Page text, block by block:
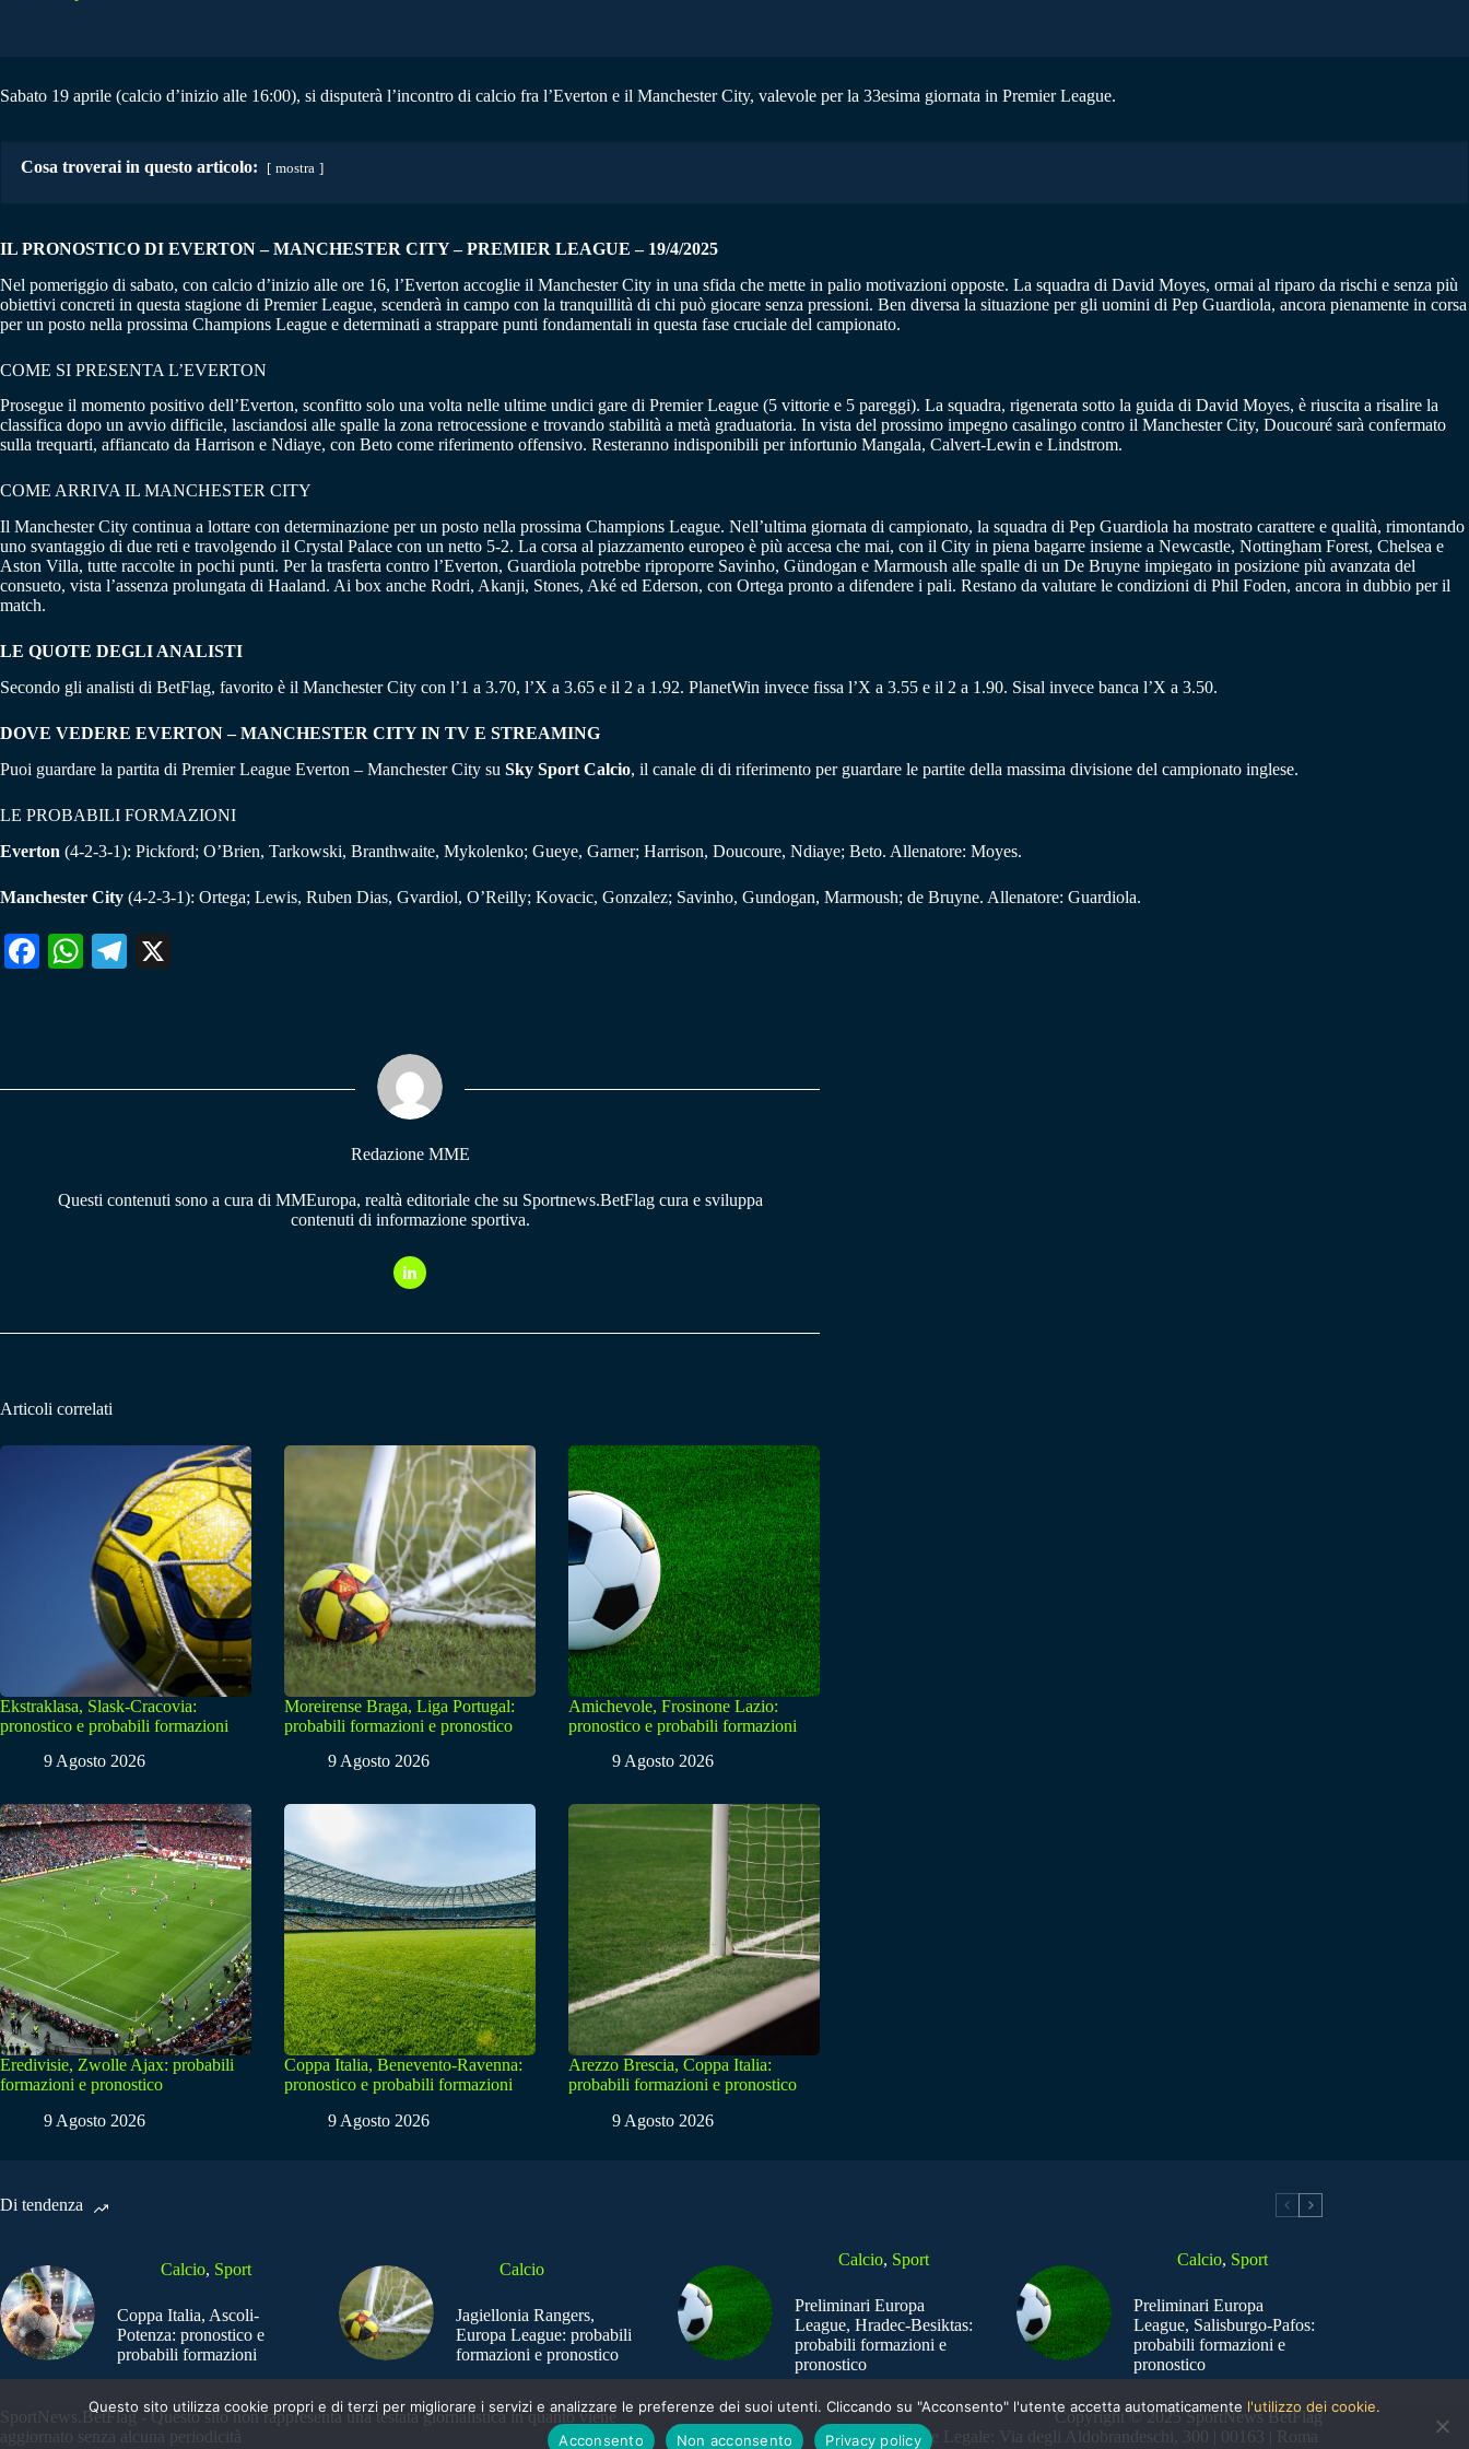
Sabato 19 aprile (calcio d’inizio alle 16:00), si disputerà l’incontro di calcio fra l’Everton e il Manchester City, valevole per la 33esima giornata in Premier League.
Cosa troverai in questo articolo: mostra
IL PRONOSTICO DI EVERTON – MANCHESTER CITY–PREMIER LEAGUE – 19/4/2025
Nel pomeriggio di sabato, con calcio d’inizio alle ore 16, l’Everton accoglie il Manchester City in una sfida che mette in palio motivazioni opposte. La squadra di David Moyes, ormai al riparo da rischi e senza più
obiettivi concreti in questa stagione di Premier League, scenderà in campo con la tranquillità di chi può giocare senza pressioni. Ben diversa la situazione per gli uomini di Pep Guardiola, ancora pienamente in corsa
per un posto nella prossima Champions League e determinati a strappare punti fondamentali in questa fase cruciale del campionato.
COME SI PRESENTA L’EVERTON
Prosegue il momento positivo dell’Everton, sconfitto solo una volta nelle ultime undici gare di Premier League (5 vittorie e 5 pareggi). La squadra, rigenerata sotto la guida di David Moyes, è riuscita a risalire la
classifica dopo un avvio difficile, lasciandosi alle spalle la zona retrocessione e trovando stabilità a metà graduatoria. In vista del prossimo impegno casalingo contro il Manchester City, Doucouré sarà confermato
sulla trequarti, affiancato da Harrison e Ndiaye, con Beto come riferimento offensivo. Resteranno indisponibili per infortunio Mangala, Calvert-Lewin e Lindstrom.
COME ARRIVA IL MANCHESTER CITY
Il Manchester City continua a lottare con determinazione per un posto nella prossima Champions League. Nell’ultima giornata di campionato, la squadra di Pep Guardiola ha mostrato carattere e qualità, rimontando
uno svantaggio di due reti e travolgendo il Crystal Palace con un netto 5-2. La corsa al piazzamento europeo è più accesa che mai, con il City in piena bagarre insieme a Newcastle, Nottingham Forest, Chelsea e
Aston Villa, tutte raccolte in pochi punti. Per la trasferta contro l’Everton, Guardiola potrebbe riproporre Savinho, Gündogan e Marmoush alle spalle di un De Bruyne impiegato in posizione più avanzata del
consueto, vista l’assenza prolungata di Haaland. Ai box anche Rodri, Akanji, Stones, Aké ed Ederson, con Ortega pronto a difendere i pali. Restano da valutare le condizioni di Phil Foden, ancora in dubbio per il
match.
LE QUOTE DEGLI ANALISTI
Secondo gli analisti di BetFlag, favorito è il Manchester City con l’1 a 3.70, l’X a 3.65 e il 2 a 1.92. PlanetWin invece fissa l’X a 3.55 e il 2 a 1.90. Sisal invece banca l’X a 3.50.
DOVE VEDERE EVERTON – MANCHESTER CITY IN TV E STREAMING
Puoi guardare la partita di Premier League Everton – Manchester City su Sky Sport Calcio, il canale di di riferimento per guardare le partite della massima divisione del campionato inglese.
LE PROBABILI FORMAZIONI
Everton (4-2-3-1): Pickford; O’Brien, Tarkowski, Branthwaite, Mykolenko; Gueye, Garner; Harrison, Doucoure, Ndiaye; Beto. Allenatore: Moyes.
Manchester City (4-2-3-1): Ortega; Lewis, Ruben Dias, Gvardiol, O’Reilly; Kovacic, Gonzalez; Savinho, Gundogan, Marmoush; de Bruyne. Allenatore: Guardiola.
Fa W
pp
Te
m
Redazione MME
Questi contenuti sono a cura di MMEuropa, realtà editoriale che su Sportnews.BetFlag cura e sviluppa
contenuti di informazione sportiva.
Articoli correlati
Ekstraklasa, Slask-Cracovia:
pronostico e probabili formazioni
9 Agosto 2026
Moreirense Braga, Liga Portugal:
probabili formazioni e pronostico
9 Agosto 2026
Amichevole, Frosinone Lazio:
pronostico e probabili formazioni
9 Agosto 2026
Eredivisie, Zwolle Ajax: probabili
formazioni e pronostico
9 Agosto 2026
Coppa Italia, Benevento-Ravenna:
pronostico e probabili formazioni
9 Agosto 2026
Arezzo Brescia, Coppa Italia:
probabili formazioni e pronostico
9 Agosto 2026
Di tendenza
Calcio, Sport
Coppa Italia, Ascoli-
Potenza: pronostico e
probabili formazioni
Calcio
Jagiellonia Rangers,
Europa League: probabili
formazioni e pronostico
Calcio, Sport
Preliminari Europa
League, Hradec-Besiktas:
probabili formazioni e
pronostico
Calcio, Sport
Preliminari Europa
League, Salisburgo-Pafos:
probabili formazioni e
pronostico
SportNews.BetFlag - Questo sito non rappresenta una testata giornalistica in quanto viene
aggiornato senza alcuna periodicità
Copyright © 2025 SportNews BetFlag
Sede Legale: Via degli Aldobrandeschi, 300 | 00163 | Roma
Questo sito utilizza cookie propri e di terzi per migliorare i servizi e analizzare le preferenze dei suoi utenti. Cliccando su "Acconsento" l'utente accetta automaticamente l'utilizzo dei cookie.
Acconsento
Non acconsento Privacy policy